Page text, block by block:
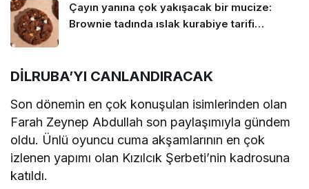
Çayın yanına çok yakışacak bir mucize:
Brownie tadında ıslak kurabiye tarifi…
DİLRUBA’YI CANLANDIRACAK
Son dönemin en çok konuşulan isimlerinden olan
Farah Zeynep Abdullah son paylaşımıyla gündem
oldu. Ünlü oyuncu cuma akşamlarının en çok
izlenen yapımı olan Kızılcık Şerbeti’nin kadrosuna
katıldı.